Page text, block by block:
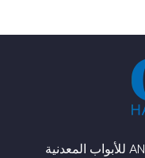
أجهزة معتمدة من CE وUL وANSI/BHMA للأبواب المعدنية